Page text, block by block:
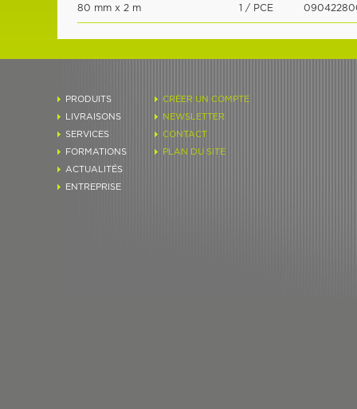
80 mm x 2 m 1 / PCE
PRODUITS
LIVRAISONS
SERVICES
FORMATIONS
ACTUALITÉS
ENTREPRISE
CRÉER UN COMPTE
NEWSLETTER
CONTACT
PLAN DU SITE